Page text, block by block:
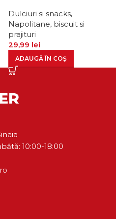
Dulciuri si snacks,
Napolitane, biscuit si
prajituri
29,99 lei
ADAUGĂ ÎN COȘ
10:00-18:00